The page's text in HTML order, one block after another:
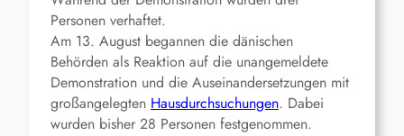
Personen verhaftet.
Am 13. August begannen die dänischen
Behörden als Reaktion auf die unangemeldete
Demonstration und die Auseinandersetzungen mit
großangelegten Hausdurchsuchungen. Dabei
wurden bisher 28 Personen festgenommen.